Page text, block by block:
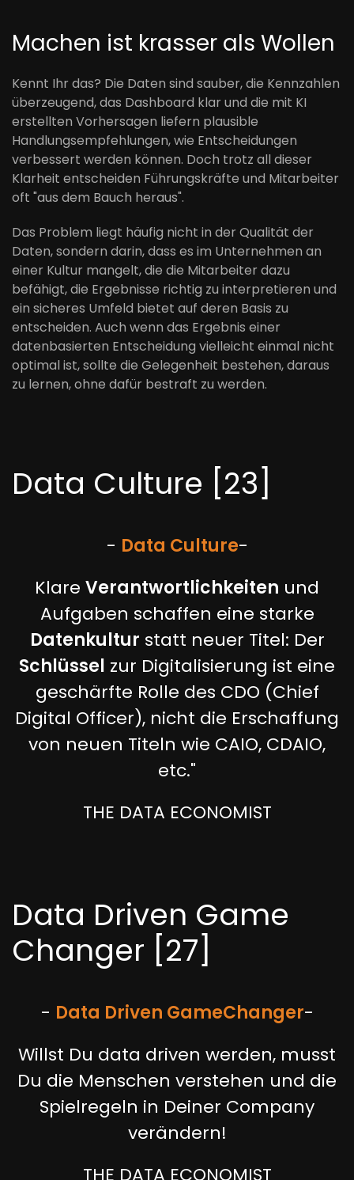
Machen ist krasser als Wollen
Kennt Ihr das? Die Daten sind sauber, die Kennzahlen
überzeugend, das Dashboard klar und die mit KI
erstellten Vorhersagen liefern plausible
Handlungsempfehlungen, wie Entscheidungen
verbessert werden können. Doch trotz all dieser
Klarheit entscheiden Führungskräfte und Mitarbeiter
oft "aus dem Bauch heraus".
Das Problem liegt häufig nicht in der Qualität der
Daten, sondern darin, dass es im Unternehmen an
einer Kultur mangelt, die die Mitarbeiter dazu
befähigt, die Ergebnisse richtig zu interpretieren und
ein sicheres Umfeld bietet auf deren Basis zu
entscheiden. Auch wenn das Ergebnis einer
datenbasierten Entscheidung vielleicht einmal nicht
optimal ist, sollte die Gelegenheit bestehen, daraus
zu lernen, ohne dafür bestraft zu werden.
Data Culture [23]
- Data Culture-
Klare Verantwortlichkeiten und
Aufgaben schaffen eine starke
Datenkultur statt neuer Titel: Der
Schlüssel zur Digitalisierung ist eine
geschärfte Rolle des CDO (Chief
Digital Officer), nicht die Erschaffung
von neuen Titeln wie CAIO, CDAIO,
etc."
THE DATA ECONOMIST
Data Driven Game
Changer [27]
- Data Driven GameChanger-
Willst Du data driven werden, musst
Du die Menschen verstehen und die
Spielregeln in Deiner Company
verändern!
THE DATA ECONOMIST